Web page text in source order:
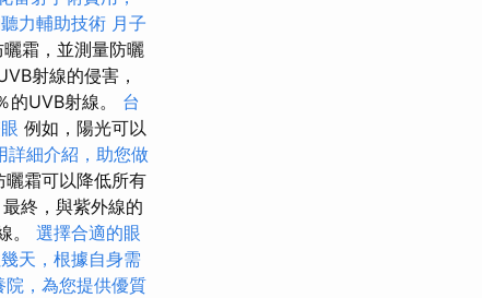
力輔助技術 月子
曬霜，並測量防曬
射線的侵害，
的UVB射線。 台
例如，陽光可以
詳細介紹，助您做
曬霜可以降低所有
最終，與紫外線的
。 選擇合適的眼
天，根據自身需
院，為您提供優質